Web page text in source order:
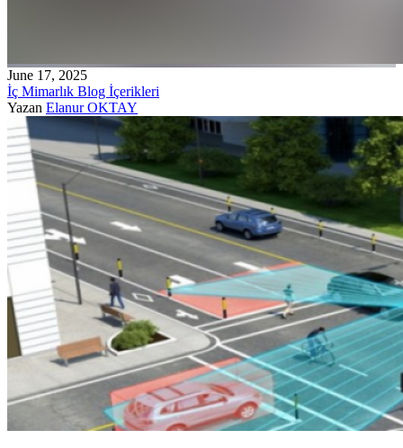
June 17, 2025
İç Mimarlık Blog İçerikleri
Yazan Elanur OKTAY